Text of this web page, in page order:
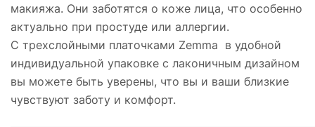
макияжа. Они заботятся о коже лица, что особенно
актуально при простуде или аллергии.
С трехслойными платочками Zemma в удобной
индивидуальной упаковке с лаконичным дизайном
вы можете быть уверены, что вы и ваши близкие
чувствуют заботу и комфорт.